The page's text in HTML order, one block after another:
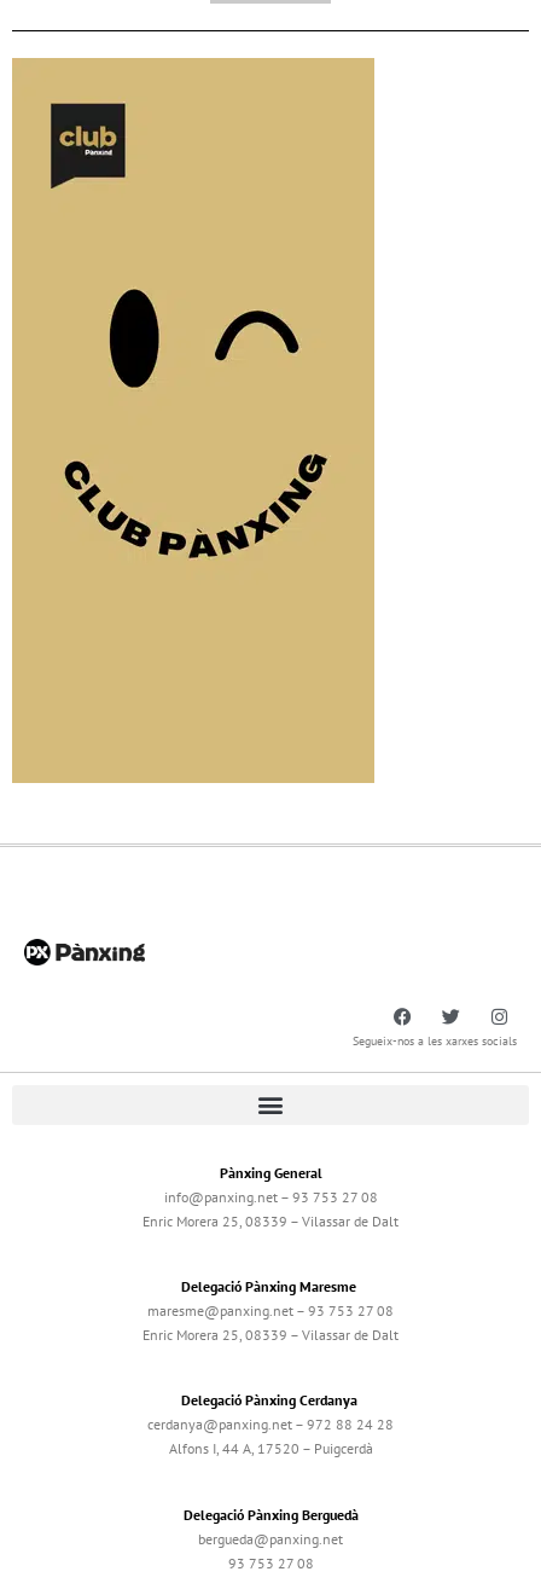
Segueix-nos a les xarxes socials
Pànxing General
info@panxing.net – 93 753 27 08
Enric Morera 25, 08339 – Vilassar de Dalt
Delegació Pànxing Maresme
maresme@panxing.net – 93 753 27 08
Enric Morera 25, 08339 – Vilassar de Dalt
Delegació Pànxing Cerdanya
cerdanya@panxing.net – 972 88 24 28
Alfons I, 44 A, 17520 – Puigcerdà
Delegació Pànxing Berguedà
bergueda@panxing.net
93 753 27 08